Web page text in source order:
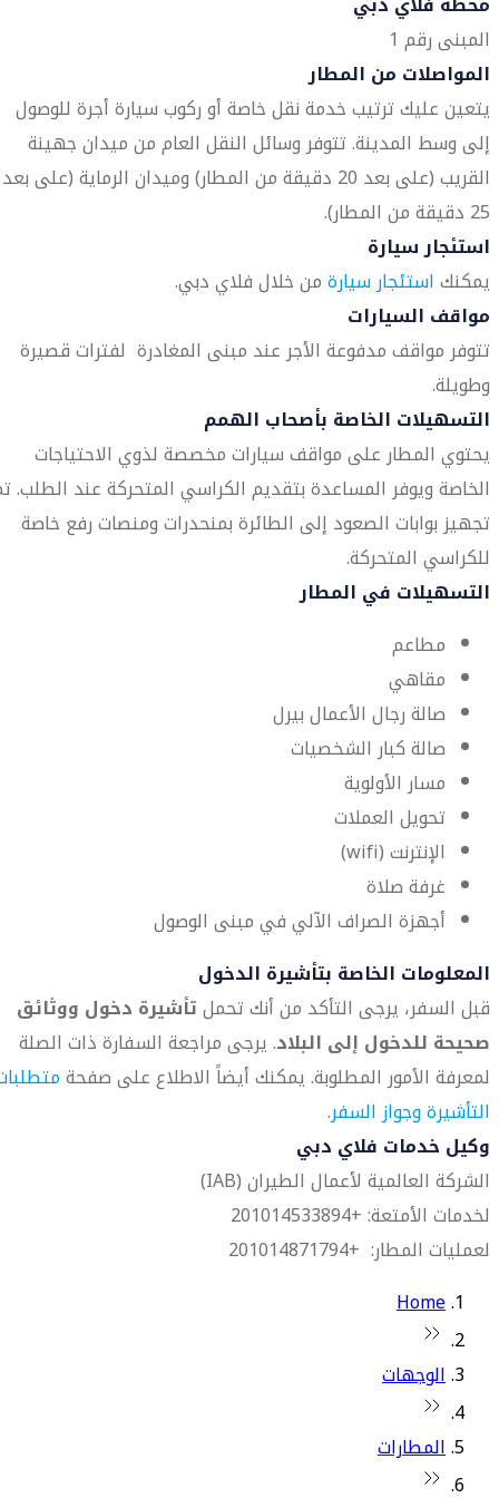
المبنى رقم 1
المواصلات من المطار
يتعين عليك ترتيب خدمة نقل خاصة أو ركوب سيارة أجرة للوصول
إلى وسط المدينة. تتوفر وسائل النقل العام من ميدان جهينة
القريب (على بعد 20 دقيقة من المطار) وميدان الرماية (على بعد
25 دقيقة من المطار).
استئجار سيارة
يمكنكاستئجار سيارةمن خلال فلاي دبي.
مواقف السيارات
تتوفر مواقف مدفوعة الأجر عند مبنى المغادرة لفترات قصيرة
وطويلة.
التسهيلات الخاصة بأصحاب الهمم
يحتوي المطار على مواقف سيارات مخصصة لذوي الاحتياجات
الخاصة ويوفر المساعدة بتقديم الكراسي المتحركة عند الطلب.
تجهيز بوابات الصعود إلى الطائرة بمنحدرات ومنصات رفع خاصة
للكراسي المتحركة.
التسهيلات في المطار
مطاعم
مقاهي
صالة رجال الأعمال بيرل
صالة كبار الشخصيات
مسار الأولوية
تحويل العملات
الإنترنت (wifi)
غرفة صلاة
أجهزة الصراف الآلي في مبنى الوصول
المعلومات الخاصة بتأشيرة الدخول
قبل السفر، يرجى التأكد من أنك تحملتأشيرة دخول ووثائق
صحيحة للدخول إلى البلاد. يرجى مراجعة السفارة ذات الصلة
لمعرفة الأمور المطلوبة. يمكنك أيضاً الاطلاع على صفحة
التأشيرة وجواز السفر.
وكيل خدمات فلاي دبي
الشركة العالمية لأعمال الطيران (IAB)
لخدمات الأمتعة: +201014533894
لعمليات المطار: +201014871794
Home
الوجهات
المطارات